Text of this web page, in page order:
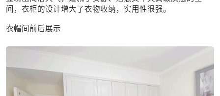
间，衣柜的设计增大了衣物收纳，实用性很强。
衣帽间前后展示